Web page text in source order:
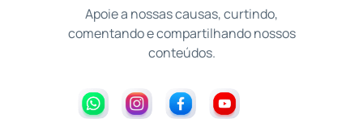
Apoie a nossas causas, curtindo,
comentando e compartilhando nossos
conteúdos.